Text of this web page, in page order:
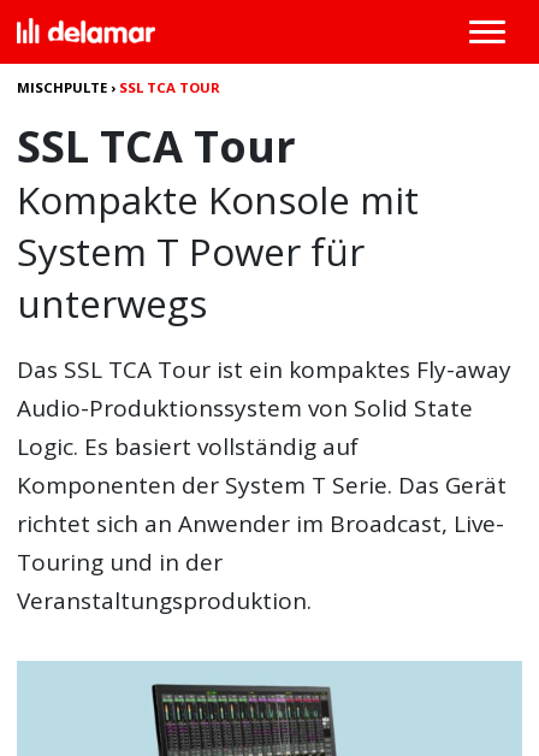
MISCHPULTE › SSL TCA TOUR
SSL TCA Tour
Kompakte Konsole mit
System T Power für
unterwegs
Das SSL TCA Tour ist ein kompaktes Fly-away
Audio-Produktionssystem von Solid State
Logic. Es basiert vollständig auf
Komponenten der System T Serie. Das Gerät
richtet sich an Anwender im Broadcast, Live-
Touring und in der
Veranstaltungsproduktion.